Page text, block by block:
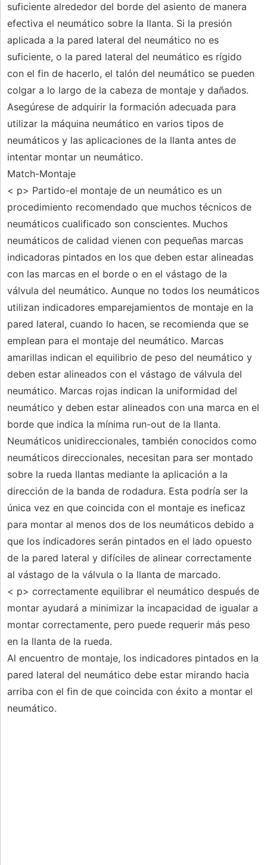
suficiente alrededor del borde del asiento de manera
efectiva el neumático sobre la llanta. Si la presión
aplicada a la pared lateral del neumático no es
suficiente, o la pared lateral del neumático es rígido
con el fin de hacerlo, el talón del neumático se pueden
colgar a lo largo de la cabeza de montaje y dañados.
Asegúrese de adquirir la formación adecuada para
utilizar la máquina neumático en varios tipos de
neumáticos y las aplicaciones de la llanta antes de
intentar montar un neumático.
Match-Montaje
< p> Partido-el montaje de un neumático es un
procedimiento recomendado que muchos técnicos de
neumáticos cualificado son conscientes. Muchos
neumáticos de calidad vienen con pequeñas marcas
indicadoras pintados en los que deben estar alineadas
con las marcas en el borde o en el vástago de la
válvula del neumático. Aunque no todos los neumáticos
utilizan indicadores emparejamientos de montaje en la
pared lateral, cuando lo hacen, se recomienda que se
emplean para el montaje del neumático. Marcas
amarillas indican el equilibrio de peso del neumático y
deben estar alineados con el vástago de válvula del
neumático. Marcas rojas indican la uniformidad del
neumático y deben estar alineados con una marca en el
borde que indica la mínima run-out de la llanta.
Neumáticos unidireccionales, también conocidos como
neumáticos direccionales, necesitan para ser montado
sobre la rueda llantas mediante la aplicación a la
dirección de la banda de rodadura. Esta podría ser la
única vez en que coincida con el montaje es ineficaz
para montar al menos dos de los neumáticos debido a
que los indicadores serán pintados en el lado opuesto
de la pared lateral y difíciles de alinear correctamente
al vástago de la válvula o la llanta de marcado.
< p> correctamente equilibrar el neumático después de
montar ayudará a minimizar la incapacidad de igualar a
montar correctamente, pero puede requerir más peso
en la llanta de la rueda.
Al encuentro de montaje, los indicadores pintados en la
pared lateral del neumático debe estar mirando hacia
arriba con el fin de que coincida con éxito a montar el
neumático.